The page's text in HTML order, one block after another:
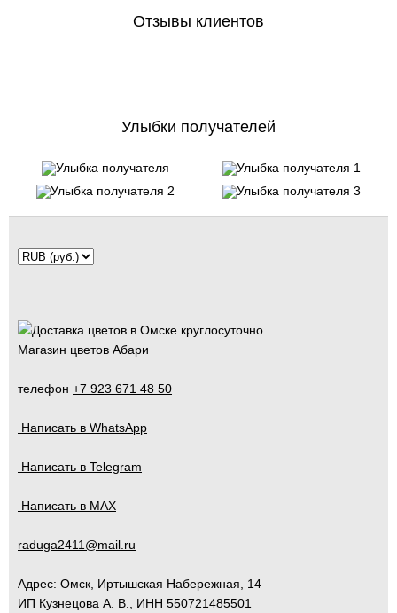
Отзывы клиентов
Улыбки получателей
Магазин цветов Абари
телефон +7 923 671 48 50
Написать в WhatsApp
Написать в Telegram
Написать в MAX
raduga2411@mail.ru
Адрес: Омск Иртышская Набережная, 14
ИП Кузнецова А. В., ИНН 550721485501